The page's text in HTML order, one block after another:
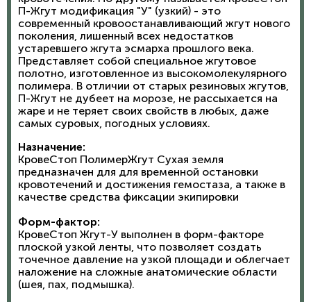
П-Жгут модификация "У" (узкий) - это
современный кровоостанавливающий жгут нового
поколения, лишенный всех недостатков
устаревшего жгута эсмарха прошлого века.
Представляет собой специальное жгутовое
полотно, изготовленное из высокомолекулярного
полимера. В отличии от старых резиновых жгутов,
П-Жгут не дубеет на морозе, не рассыхается на
жаре и не теряет своих свойств в любых, даже
самых суровых, погодных условиях.
Назначение:
КровеСтоп ПолимерЖгут Сухая земля
предназначен для для временной остановки
кровотечений и достижения гемостаза, а также в
качестве средства фиксации экипировки
Форм-фактор:
КровеСтоп Жгут-У выполнен в форм-факторе
плоской узкой ленты, что позволяет создать
точечное давление на узкой площади и облегчает
наложение на сложные анатомические области
(шея, пах, подмышка).